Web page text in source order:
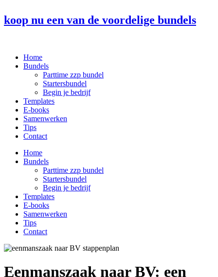
naar
de
koop nu een van de voordelige bundels
Home
Bundels
Parttime zzp bundel
Startersbundel
Begin je bedrijf
Templates
E-books
Samenwerken
Tips
Contact
Home
Bundels
Parttime zzp bundel
Startersbundel
Begin je bedrijf
Templates
E-books
Samenwerken
Tips
Contact
Eenmanszaak naar BV: een